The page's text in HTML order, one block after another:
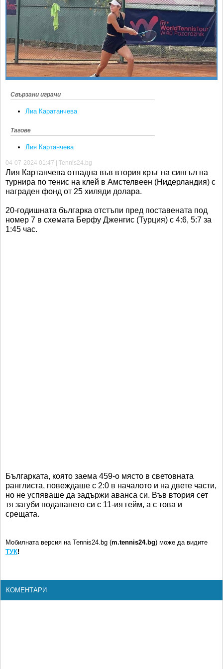
SOFIA OPEN
КЛУБОВЕ
БЛОГ
ВИДЕО
ЖЪЛТО
Ретро
Спорт&Фитнес
Други
Любители
Свързани играчи
Лиа Каратанчева
Тагове
Лия Картанчева
04-07-2024 01:47 | Tennis24.bg
Лия Картанчева отпадна във втория кръг на сингъл на
турнира по тенис на клей в Амстелвеен (Нидерландия) с
награден фонд от 25 хиляди долара.
20-годишната българка отстъпи пред поставената под
номер 7 в схемата Берфу Дженгис (Турция) с 4:6, 5:7 за
1:45 час.
Българката, която заема 459-о място в световната
ранглиста, повеждаше с 2:0 в началото и на двете части,
но не успяваше да задържи аванса си. Във втория сет
тя загуби подаването си с 11-ия гейм, а с това и
срещата.
Мобилната версия на Tennis24.bg (m.tennis24.bg) може да видите
ТУК!
КОМЕНТАРИ